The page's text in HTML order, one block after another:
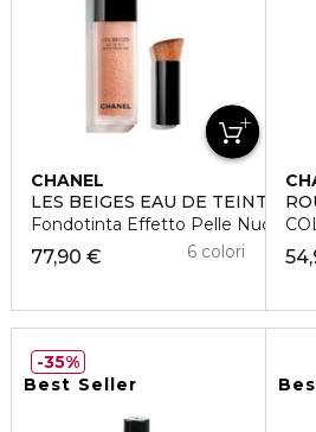
CHANEL
LES BEIGES EAU DE TEINT
Fondotinta Effetto Pelle Nuda
77,90 € 6 colori
Best Seller
35%